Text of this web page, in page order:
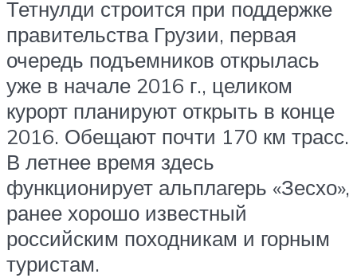
Тетнулди строится при поддержке
правительства Грузии, первая
очередь подъемников открылась
уже в начале 2016 г., целиком
курорт планируют открыть в конце
2016. Обещают почти 170 км трасс.
В летнее время здесь
функционирует альплагерь «Зесхо»,
ранее хорошо известный
российским походникам и горным
туристам.